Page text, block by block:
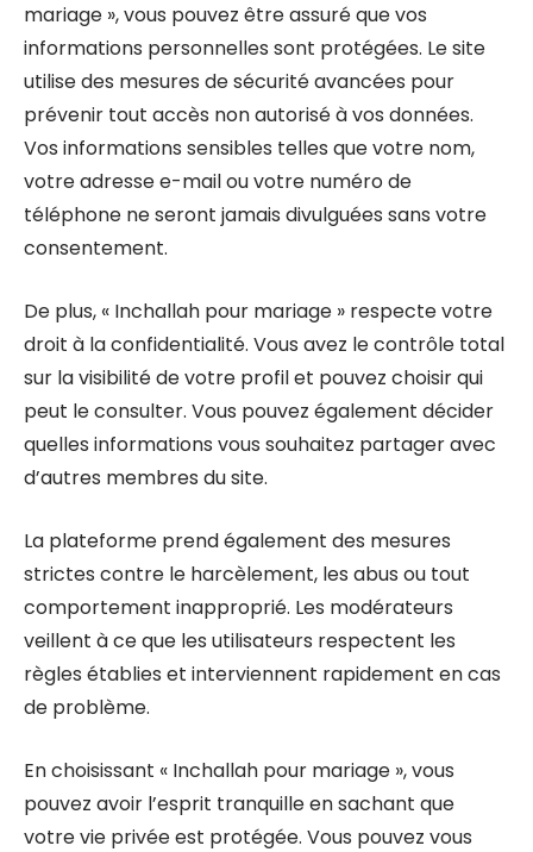
mariage », vous pouvez être assuré que vos
informations personnelles sont protégées. Le site
utilise des mesures de sécurité avancées pour
prévenir tout accès non autorisé à vos données.
Vos informations sensibles telles que votre nom,
votre adresse e-mail ou votre numéro de
téléphone ne seront jamais divulguées sans votre
consentement.
De plus, « Inchallah pour mariage » respecte votre
droit à la confidentialité. Vous avez le contrôle total
sur la visibilité de votre profil et pouvez choisir qui
peut le consulter. Vous pouvez également décider
quelles informations vous souhaitez partager avec
d’autres membres du site.
La plateforme prend également des mesures
strictes contre le harcèlement, les abus ou tout
comportement inapproprié. Les modérateurs
veillent à ce que les utilisateurs respectent les
règles établies et interviennent rapidement en cas
de problème.
En choisissant « Inchallah pour mariage », vous
pouvez avoir l’esprit tranquille en sachant que
votre vie privée est protégée. Vous pouvez vous